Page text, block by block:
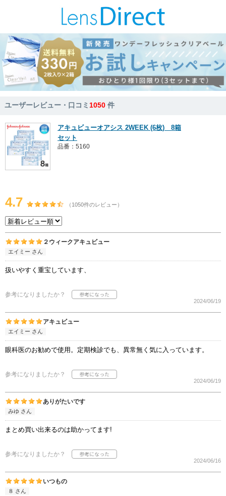
ユーザーレビュー・口コミ1050 件
アキュビューオアシス 2WEEK (6枚) 8箱
セット
品番：5160
4.7 （1050件のレビュー）
２ウィークアキュビュー
エイミー さん
扱いやすく重宝しています、
参考になりましたか？
2024/06/19
アキュビュー
エイミー さん
眼科医のお勧めで使用。定期検診でも、異常無く気に入っています。
参考になりましたか？
2024/06/19
ありがたいです
みゆ さん
まとめ買い出来るのは助かってます!
参考になりましたか？
2024/06/16
いつもの
８ さん